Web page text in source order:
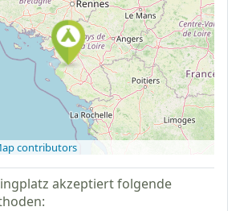
Auf Google Maps
anzeigen
contributors
akzeptiert folgende